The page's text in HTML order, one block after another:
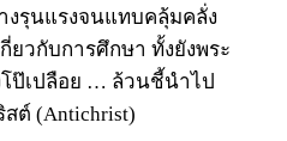
งรุนแรงจนแทบคลุ้มคลั่ง
ยวกับการศึกษา ทั้งยังพระ
โป๊เปลือย … ล้วนชี้นำไป
ต์ (Antichrist)